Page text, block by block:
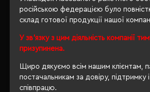
російською федерацією було
склад готової продукції нашої
У зв'язку з цим діяльність компанії
призупинена.
Щиро дякуємо всім нашим клієнтам,
постачальникам за довіру, підтримку
співпрацю.